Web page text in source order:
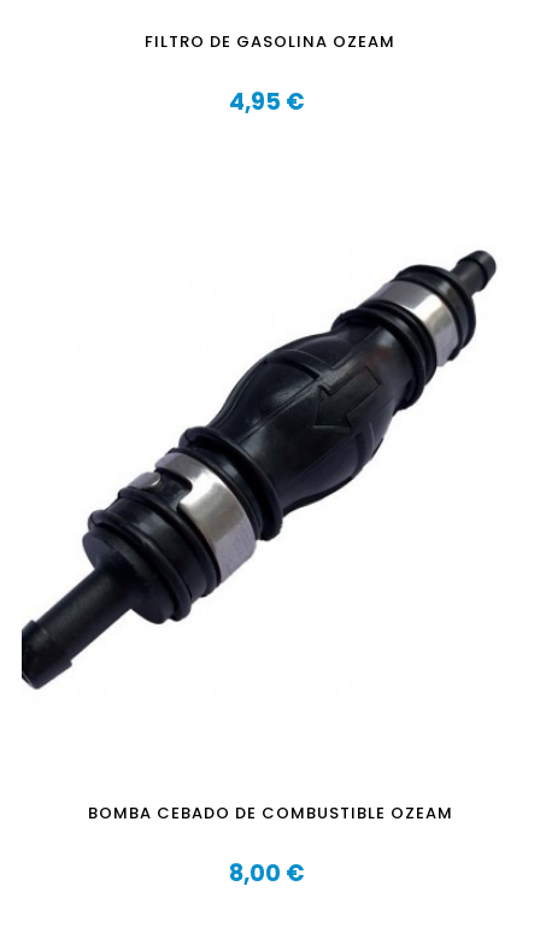
FILTRO DE GASOLINA OZEAM
Precio
4,95 €
BOMBA CEBADO DE COMBUSTIBLE OZEAM
Precio
8,00 €